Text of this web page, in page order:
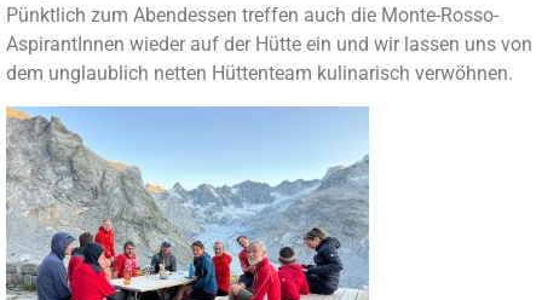
Pünktlich zum Abendessen treffen auch die Monte-Rosso-
AspirantInnen wieder auf der Hütte ein und wir lassen uns von
dem unglaublich netten Hüttenteam kulinarisch verwöhnen.